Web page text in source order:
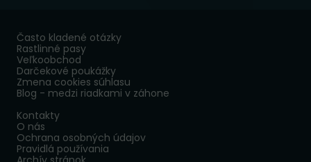
Často kladené otázky
Rastlinné pasy
Veľkoobchod
Darčekové poukážky
Zmena cookies súhlasu
Blog - medzi riadkami v záhone
Kontakty
O nás
Ochrana osobných údajov
Pravidlá používania